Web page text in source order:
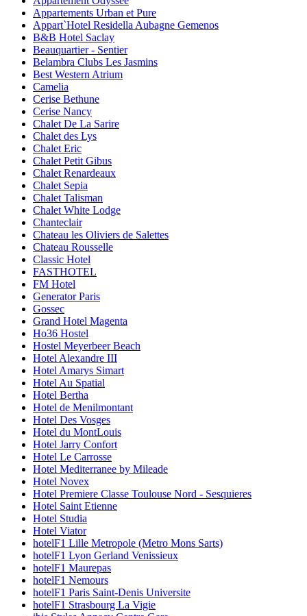
Appartements Urban et Pure
Appart`Hotel Residella Aubagne Gemenos
B&B Hotel Saclay
Beauquartier - Sentier
Belambra Clubs Les Jasmins
Best Western Atrium
Camelia
Cerise Bethune
Cerise Nancy
Chalet De La Sarire
Chalet des Lys
Chalet Eric
Chalet Petit Gibus
Chalet Renardeaux
Chalet Sepia
Chalet Talisman
Chalet White Lodge
Chanteclair
Chateau les Oliviers de Salettes
Chateau Rousselle
Classic Hotel
FASTHOTEL
FM Hotel
Generator Paris
Gossec
Grand Hotel Magenta
Ho36 Hostel
Hostel Meyerbeer Beach
Hotel Alexandre III
Hotel Amarys Simart
Hotel Au Spatial
Hotel Bertha
Hotel de Menilmontant
Hotel Des Vosges
Hotel du MontLouis
Hotel Jarry Confort
Hotel Le Carrosse
Hotel Mediterranee by Mileade
Hotel Novex
Hotel Premiere Classe Toulouse Nord - Sesquieres
Hotel Saint Etienne
Hotel Studia
Hotel Viator
hotelF1 Lille Metropole (Metro Mons Sarts)
hotelF1 Lyon Gerland Venissieux
hotelF1 Maurepas
hotelF1 Nemours
hotelF1 Paris Saint-Denis Universite
hotelF1 Strasbourg La Vigie